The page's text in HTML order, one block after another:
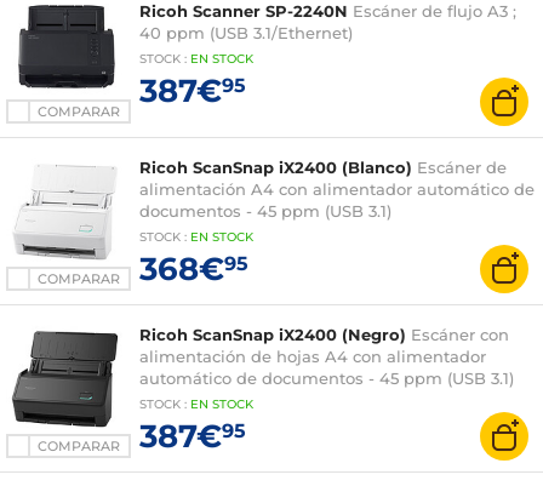
COMPARAR
Ricoh Scanner SP-2240N Escáner de flujo A3 ;
40 ppm (USB 3.1/Ethernet)
STOCK : EN STOCK
387€95
COMPARAR
Ricoh ScanSnap iX2400 (Blanco) Escáner de
alimentación A4 con alimentador automático de
documentos - 45 ppm (USB 3.1)
STOCK : EN STOCK
368€95
COMPARAR
Ricoh ScanSnap iX2400 (Negro) Escáner con
alimentación de hojas A4 con alimentador
automático de documentos - 45 ppm (USB 3.1)
STOCK : EN STOCK
387€95